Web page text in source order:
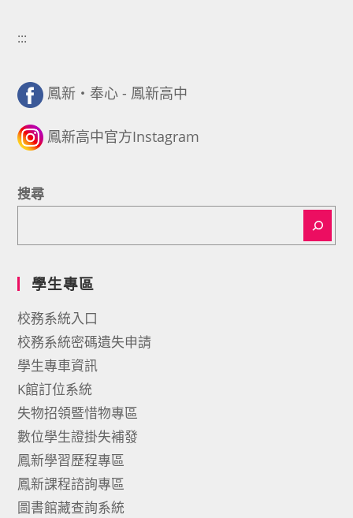
:::
鳳新・奉心 - 鳳新高中
鳳新高中官方Instagram
搜尋
學生專區
校務系統入口
校務系統密碼遺失申請
學生專車資訊
K館訂位系統
失物招領暨惜物專區
數位學生證掛失補發
鳳新學習歷程專區
鳳新課程諮詢專區
圖書館藏查詢系統